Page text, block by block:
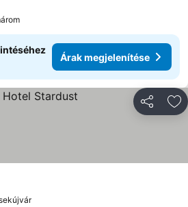
Árak megjelenítése